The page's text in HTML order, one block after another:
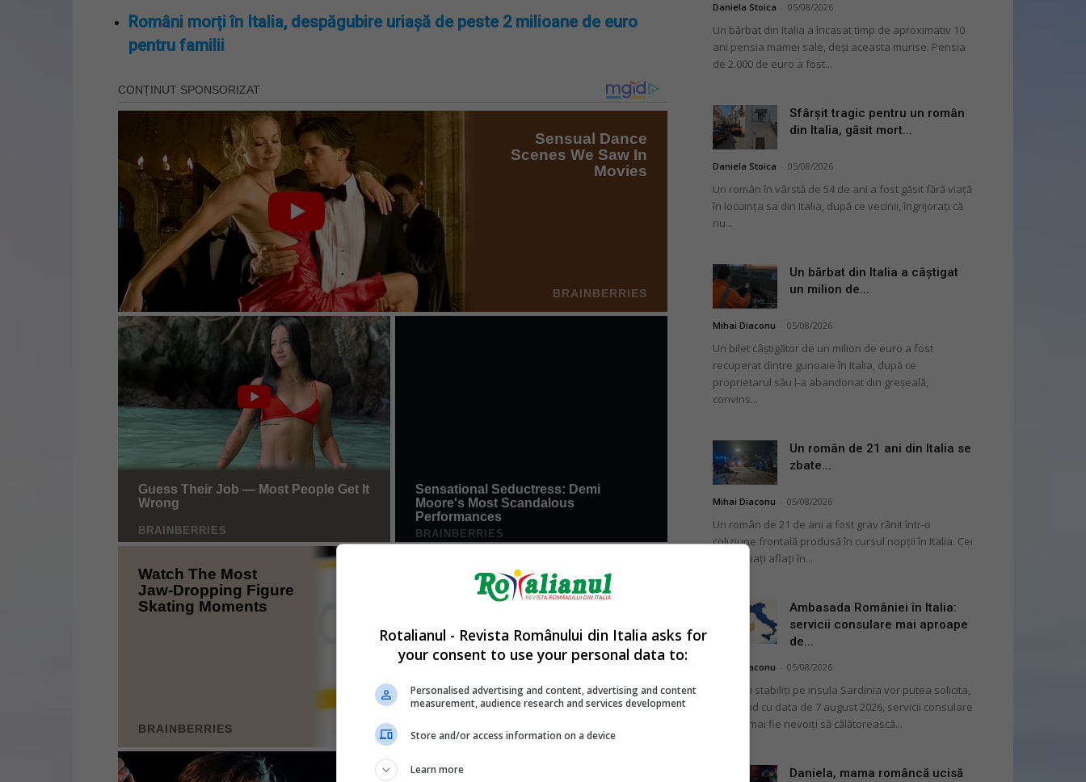
Români morți în Italia, despăgubire uriașă de peste 2 milioane de euro
pentru familii
Daniela Stoica 05/08/2026
Un bărbat din Italia a încasat timp de aproximativ 10
ani pensia mamei sale, deși aceasta murise. Pensia
de 2.000 de euro a fost...
Sfârșit tragic pentru un român
din Italia, găsit mort...
Daniela Stoica 05/08/2026
Un român în vârstă de 54 de ani a fost găsit fără viață
în locuința sa din Italia, după ce vecinii, îngrijorați că
nu...
Un bărbat din Italia a câștigat
un milion de...
Mihai Diaconu 05/08/2026
Un bilet câștigător de un milion de euro a fost
recuperat dintre gunoaie în Italia, după ce
proprietarul său l-a abandonat din greșeală,
convins...
Un român de 21 ani din Italia se
zbate...
Mihai Diaconu 05/08/2026
Un român de 21 de ani a fost grav rănit într-o
coliziune frontală produsă în cursul nopții în Italia. Cei
doi bărbați aflați în...
Ambasada României în Italia:
servicii consulare mai aproape
de...
Mihai Diaconu 05/08/2026
Românii stabiliți pe insula Sardinia vor putea solicita,
începând cu data de 7 august 2026, servicii consulare
fără să mai fie nevoiți să călătorească...
Daniela, mama româncă ucisă
Rotalianul - Revista Românului din Italia asks for
your consent to use your personal data to:
Personalised advertising and content, advertising and content
measurement, audience research and services development
Store and/or access information on a device
Learn more